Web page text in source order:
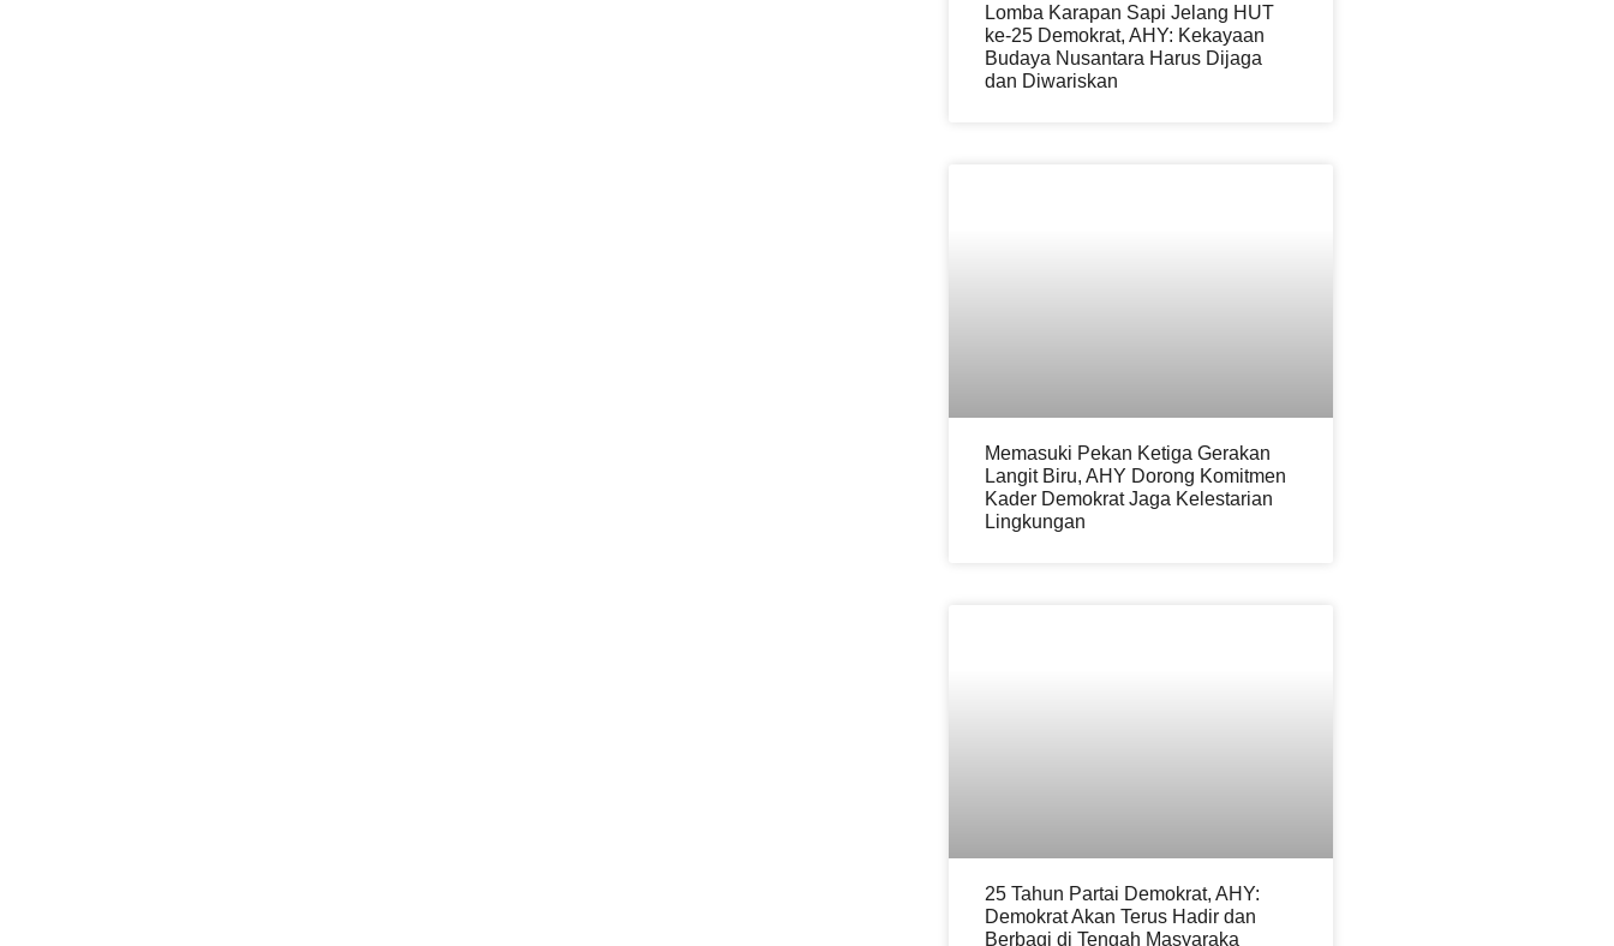
Lomba Karapan Sapi Jelang HUT
ke-25 Demokrat, AHY: Kekayaan
Budaya Nusantara Harus Dijaga
dan Diwariskan
Memasuki Pekan Ketiga Gerakan
Langit Biru, AHY Dorong Komitmen
Kader Demokrat Jaga Kelestarian
Lingkungan
25 Tahun Partai Demokrat, AHY:
Demokrat Akan Terus Hadir dan
Berbagi di Tengah Masyaraka